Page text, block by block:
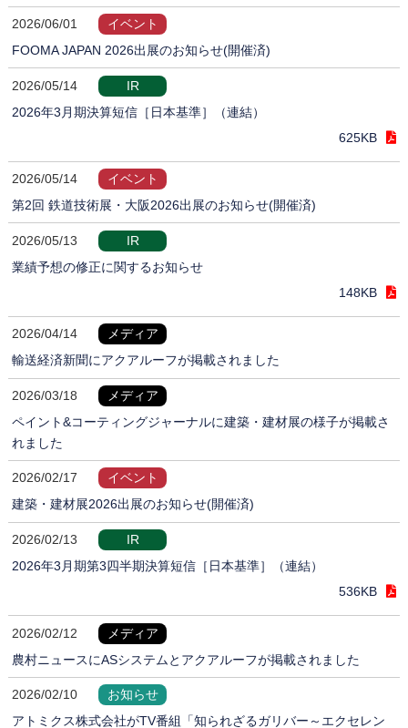
2026/06/01
イベント
FOOMA JAPAN 2026出展のお知らせ(開催済)
2026/05/14
IR
2026年3月期決算短信［日本基準］（連結）
625KB
2026/05/14
イベント
第2回 鉄道技術展・大阪2026出展のお知らせ(開催済)
2026/05/13
IR
業績予想の修正に関するお知らせ
148KB
2026/04/14
メディア
輸送経済新聞にアクアルーフが掲載されました
2026/03/18
メディア
ペイント&コーティングジャーナルに建築・建材展の様子が掲載さ
れました
2026/02/17
イベント
建築・建材展2026出展のお知らせ(開催済)
2026/02/13
IR
2026年3月期第3四半期決算短信［日本基準］（連結）
536KB
2026/02/12
メディア
農村ニュースにASシステムとアクアルーフが掲載されました
2026/02/10
お知らせ
アトミクス株式会社がTV番組「知られざるガリバー～エクセレン